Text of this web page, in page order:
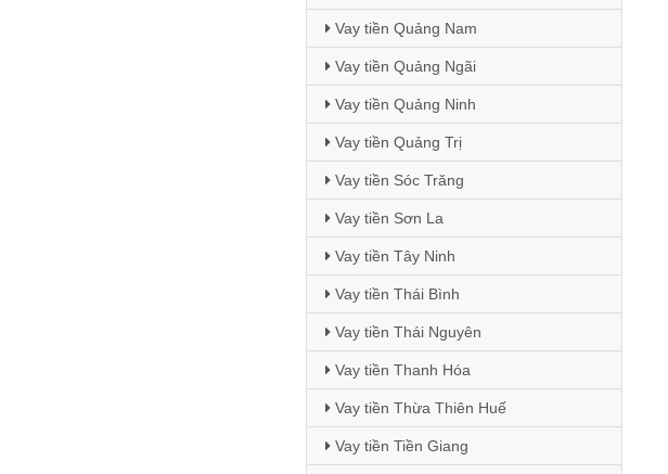
Vay tiền Quảng Nam
Vay tiền Quảng Ngãi
Vay tiền Quảng Ninh
Vay tiền Quảng Trị
Vay tiền Sóc Trăng
Vay tiền Sơn La
Vay tiền Tây Ninh
Vay tiền Thái Bình
Vay tiền Thái Nguyên
Vay tiền Thanh Hóa
Vay tiền Thừa Thiên Huế
Vay tiền Tiền Giang